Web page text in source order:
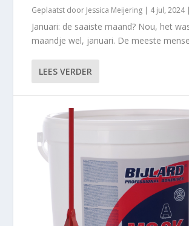
Geplaatst door Jessica Meijering | 4 jul, 2024
Januari: de saaiste maand? Nou, het
maandje wel, januari. De meeste
LEES VERDER